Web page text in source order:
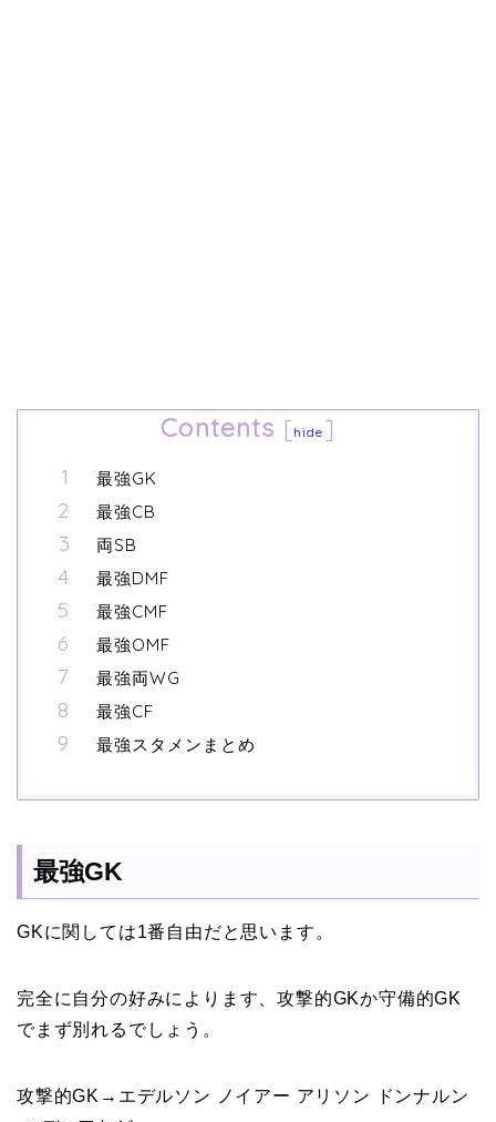
Contents [hide ]
最強GK
最強CB
両SB
最強DMF
最強CMF
最強OMF
最強両WG
最強CF
最強スタメンまとめ
最強GK
GKに関しては1番自由だと思います。
完全に自分の好みによります、攻撃的GKか守備的GK
でまず別れるでしょう。
攻撃的GK→エデルソン ノイアー アリソン ドンナルン